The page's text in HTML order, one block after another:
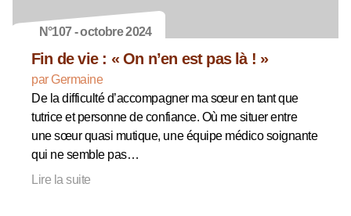
N°107 - octobre 2024
Fin de vie : « On n’en est pas là ! »
par Germaine
De la difficulté d’accompagner ma sœur en tant que
tutrice et personne de confiance. Où me situer entre
une sœur quasi mutique, une équipe médico soignante
qui ne semble pas…
Lire la suite